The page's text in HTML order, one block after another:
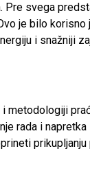
Pre svega
je bilo
i snažniji
rada i